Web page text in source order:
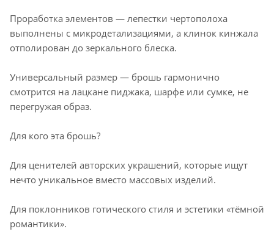
Проработка элементов — лепестки чертополоха
выполнены с микродетализациями, а клинок кинжала
отполирован до зеркального блеска.
Универсальный размер — брошь гармонично
смотрится на лацкане пиджака, шарфе или сумке, не
перегружая образ.
Для кого эта брошь?
Для ценителей авторских украшений, которые ищут
нечто уникальное вместо массовых изделий.
Для поклонников готического стиля и эстетики «тёмной
романтики».